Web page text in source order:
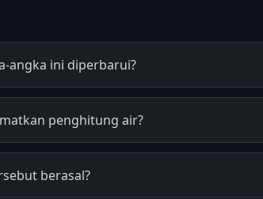
angka ini diperbarui?
penghitung air?
berasal?